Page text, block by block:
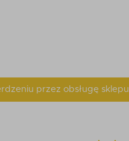
przez obsługę